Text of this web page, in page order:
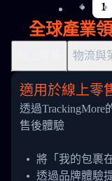
1
全球產業
物流與
適用於線上零
透過
售後體驗
將「我的包裹
透過品牌體驗